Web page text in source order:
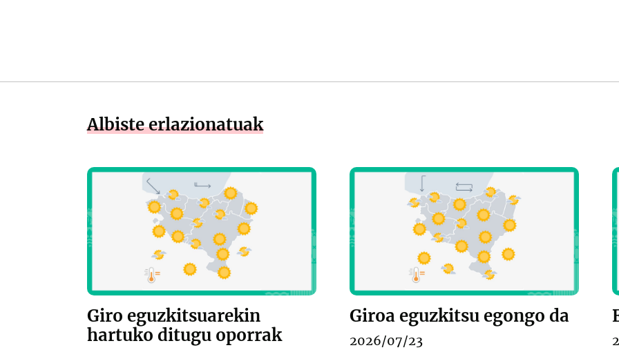
Albiste erlazionatuak
Giro eguzkitsuarekin
hartuko ditugu oporrak
Giroa eguzkitsu egongo da
2026/07/23